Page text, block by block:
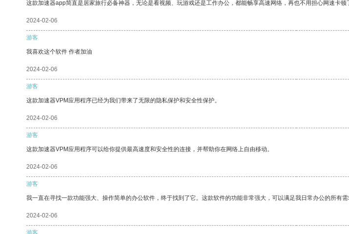
这款加速器app简直是居家旅行必备神器，无论是看视频、玩游戏还是工作办公，都能畅享高速网络，再也不用担心网速卡
2024-02-06
游客
我喜欢这个软件 作者加油
2024-02-06
游客
这款加速器VPM应用程序已经为我们带来了无限的隐私保护和安全性保护。
2024-02-06
游客
这款加速器VPM应用程序可以给你提供最高速度和安全性的连接，并帮助你在网络上自由移动。
2024-02-06
游客
我一直在寻找一款功能强大、操作简单的办公软件，终于找到了它。这款软件的功能非常强大，可以满足我日常办公的所有
2024-02-06
游客